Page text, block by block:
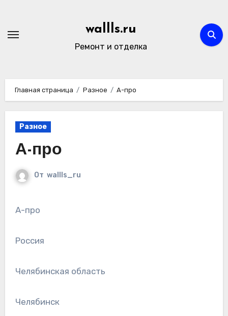
содержимому
wallls.ru
Ремонт и отделка
Главная страница Разное А-про
Разное
А-про
От wallls_ru
А-про
Россия
Челябинская область
Челябинск